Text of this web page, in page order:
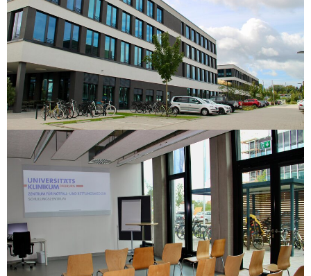
Newsletter
Ihr Weg zu uns
Kontakt